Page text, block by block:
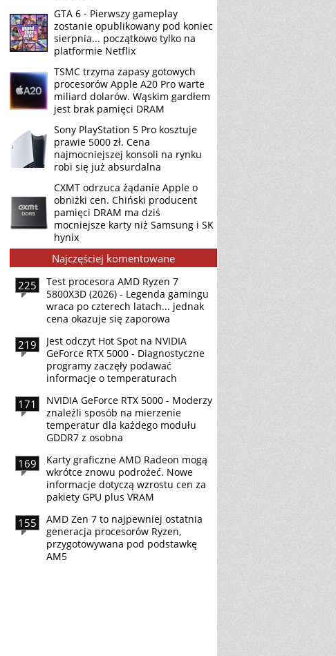
GTA 6 - Pierwszy gameplay
zostanie opublikowany pod koniec
sierpnia... początkowo tylko na
platformie Netflix
TSMC trzyma zapasy gotowych
procesorów Apple A20 Pro warte
miliard dolarów. Wąskim gardłem
jest brak pamięci DRAM
Sony PlayStation 5 Pro kosztuje
prawie 5000 zł. Cena
najmocniejszej konsoli na rynku
robi się już absurdalna
CXMT odrzuca żądanie Apple o
obniżki cen. Chiński producent
pamięci DRAM ma dziś
mocniejsze karty niż Samsung i SK
hynix
Najczęściej komentowane
225
Test procesora AMD Ryzen 7
5800X3D (2026) - Legenda gamingu
wraca po czterech latach... jednak
cena okazuje się zaporowa
219
Jest odczyt Hot Spot na NVIDIA
GeForce RTX 5000 - Diagnostyczne
programy zaczęły podawać
informacje o temperaturach
171
NVIDIA GeForce RTX 5000 - Moderzy
znaleźli sposób na mierzenie
temperatur dla każdego modułu
GDDR7 z osobna
169
Karty graficzne AMD Radeon mogą
wkrótce znowu podrożeć. Nowe
informacje dotyczą wzrostu cen za
pakiety GPU plus VRAM
155
AMD Zen 7 to najpewniej ostatnia
generacja procesorów Ryzen,
przygotowywana pod podstawkę
AM5